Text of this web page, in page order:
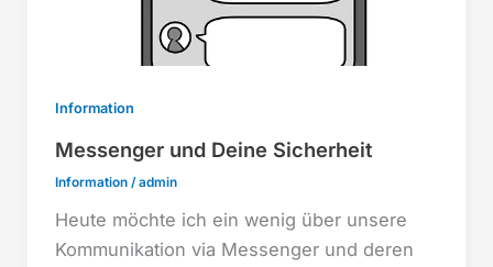
Information
Messenger und Deine Sicherheit
Information/admin
Heute möchte ich ein wenig über unsere
Kommunikation via Messenger und deren